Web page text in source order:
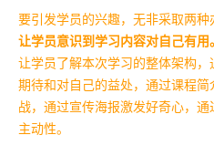
要引发学员的兴趣，无非采取两种
让学员意识到学习内容对自己有用
让学员了解本次学习的整体架构
期待和对自己的益处，通过课程
战，通过宣传海报激发好奇心，
主动性。